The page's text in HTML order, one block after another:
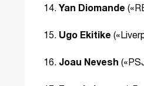
Yan Diomande
Ugo Ekitike
Joau Nevesh